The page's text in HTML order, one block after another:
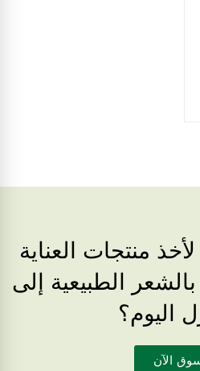
منتجات العناية
بالشعر الطبيعية إلى
اليوم؟
الآن